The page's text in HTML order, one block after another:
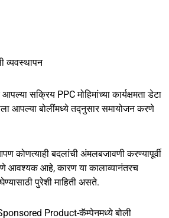
व्यवस्थापन
सक्रिय PPC मोहिमांच्या कार्यक्षमता डेटा
आपल्या बोलींमध्ये तद्नुसार समायोजन करणे
कोणत्याही बदलांची अंमलबजावणी करण्यापूर्वी
आवश्यक आहे, कारण या कालाव्यानंतरच
पुरेशी माहिती असते.
Product-कॅम्पेनमध्ये बोली